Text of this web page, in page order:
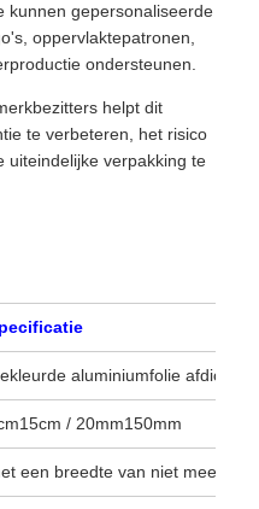
kunnen gepersonaliseerde
oppervlaktepatronen,
ondersteunen.
helpt dit
te verbeteren, het risico
uiteindelijke verpakking te
aluminiumfolie afdichting
/ 20mm150mm
een breedte van niet meer